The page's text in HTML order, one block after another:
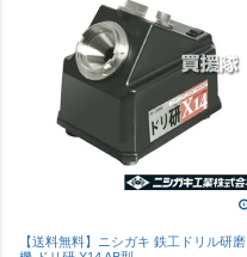
【送料無料】ニシガキ 鉄工ドリル研磨